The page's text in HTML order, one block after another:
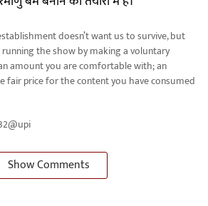
doesn’t want us to survive, but
the show by making a voluntary
amount you are comfortable with; an
fair price for the content you have consumed
Show Comments